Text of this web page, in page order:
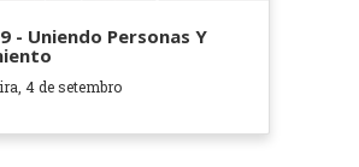
- Uniendo Personas Y
4 de setembro